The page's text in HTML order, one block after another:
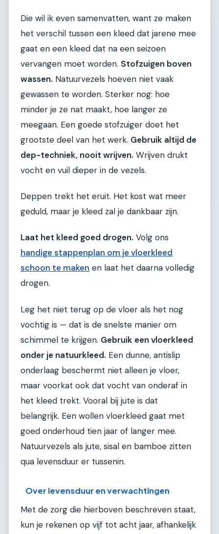
Die wil ik even samenvatten, want ze maken
het verschil tussen een kleed dat jarene mee
gaat en een kleed dat na een seizoen
vervangen moet worden. Stofzuigen boven
wassen. Natuurvezels hoeven niet vaak
gewassen te worden. Sterker nog: hoe
minder je ze nat maakt, hoe langer ze
meegaan. Een goede stofzuiger doet het
grootste deel van het werk. Gebruik altijd de
dep-techniek, nooit wrijven. Wrijven drukt
vocht en vuil dieper in de vezels.
Deppen trekt het eruit. Het kost wat meer
geduld, maar je kleed zal je dankbaar zijn.
Laat het kleed goed drogen. Volg ons
handige stappenplan om je vloerkleed
schoon te maken en laat het daarna volledig
drogen.
Leg het niet terug op de vloer als het nog
vochtig is — dat is de snelste manier om
schimmel te krijgen. Gebruik een vloerkleed
onder je natuurkleed. Een dunne, antislip
onderlaag beschermt niet alleen je vloer,
maar voorkat ook dat vocht van onderaf in
het kleed trekt. Vooral bij jute is dat
belangrijk. Een wollen vloerkleed gaat met
goed onderhoud tien jaar of langer mee.
Natuurvezels als jute, sisal en bamboe zitten
qua levensduur er tussenin.
Over levensduur en verwachtingen
Met de zorg die hierboven beschreven staat,
kun je rekenen op vijf tot acht jaar, afhankelijk